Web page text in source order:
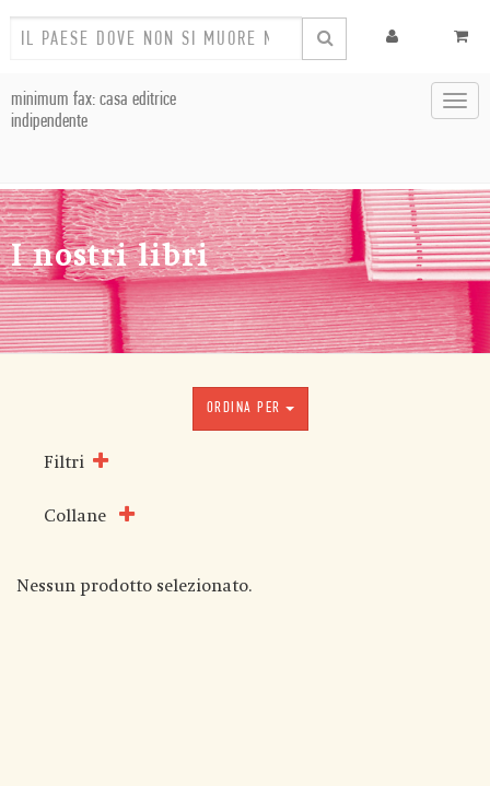
minimum fax: casa editrice
indipendente
I nostri libri
ORDINA PER
Filtri
Collane
Nessun prodotto selezionato.